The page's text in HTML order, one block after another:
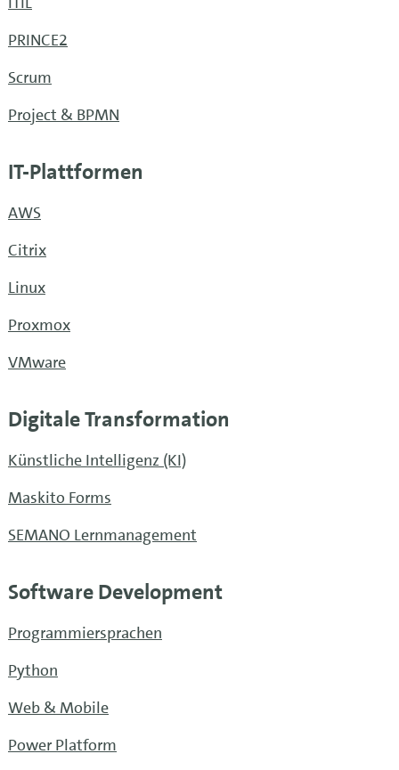
PRINCE2
Scrum
Project & BPMN
IT-Plattformen
AWS
Citrix
Linux
Proxmox
VMware
Digitale Transformation
Künstliche Intelligenz (KI)
Maskito Forms
SEMANO Lernmanagement
Software Development
Programmiersprachen
Python
Web & Mobile
Power Platform